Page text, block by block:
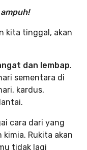
kita tinggal, akan
dan lembap.
sementara di
kardus,
cara dari yang
Rukita akan
tidak lagi